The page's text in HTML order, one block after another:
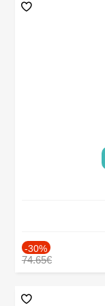
-30%
74.65€